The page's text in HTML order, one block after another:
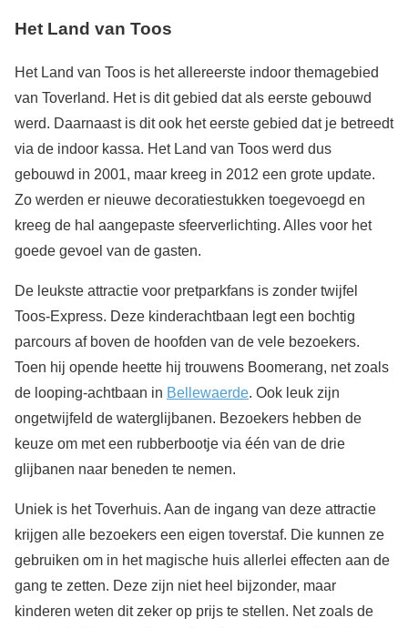
Het Land van Toos
Het Land van Toos is het allereerste indoor themagebied
van Toverland. Het is dit gebied dat als eerste gebouwd
werd. Daarnaast is dit ook het eerste gebied dat je betreedt
via de indoor kassa. Het Land van Toos werd dus
gebouwd in 2001, maar kreeg in 2012 een grote update.
Zo werden er nieuwe decoratiestukken toegevoegd en
kreeg de hal aangepaste sfeerverlichting. Alles voor het
goede gevoel van de gasten.
De leukste attractie voor pretparkfans is zonder twijfel
Toos-Express. Deze kinderachtbaan legt een bochtig
parcours af boven de hoofden van de vele bezoekers.
Toen hij opende heette hij trouwens Boomerang, net zoals
de looping-achtbaan in Bellewaerde. Ook leuk zijn
ongetwijfeld de waterglijbanen. Bezoekers hebben de
keuze om met een rubberbootje via één van de drie
glijbanen naar beneden te nemen.
Uniek is het Toverhuis. Aan de ingang van deze attractie
krijgen alle bezoekers een eigen toverstaf. Die kunnen ze
gebruiken om in het magische huis allerlei effecten aan de
gang te zetten. Deze zijn niet heel bijzonder, maar
kinderen weten dit zeker op prijs te stellen. Net zoals de